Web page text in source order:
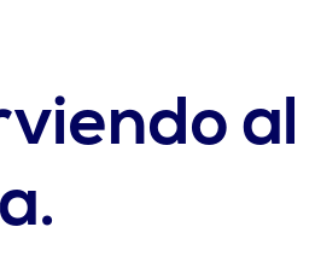
al